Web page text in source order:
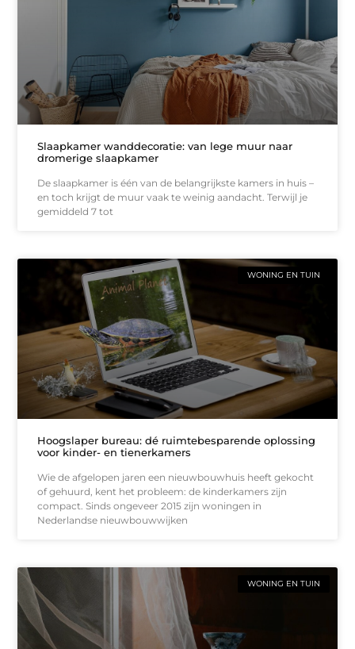
Slaapkamer wanddecoratie: van lege muur naar
dromerige slaapkamer
De slaapkamer is één van de belangrijkste kamers in huis –
en toch krijgt de muur vaak te weinig aandacht. Terwijl je
gemiddeld 7 tot
WONING EN TUIN
Hoogslaper bureau: dé ruimtebesparende oplossing
voor kinder- en tienerkamers
Wie de afgelopen jaren een nieuwbouwhuis heeft gekocht
of gehuurd, kent het probleem: de kinderkamers zijn
compact. Sinds ongeveer 2015 zijn woningen in
Nederlandse nieuwbouwwijken
WONING EN TUIN